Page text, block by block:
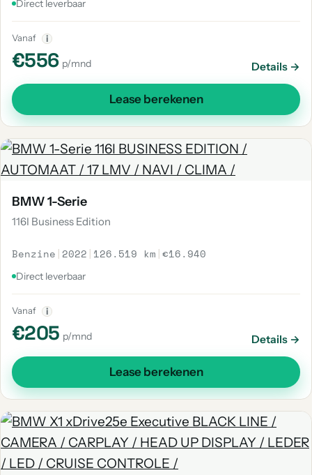
Direct leverbaar
Vanaf i
€556 p/mnd Details →
Lease berekenen
BMW 1-Serie
116I Business Edition
Benzine | 2022 | 126.519 km |€16.940
Direct leverbaar
Vanaf i
€205 p/mnd Details →
Lease berekenen